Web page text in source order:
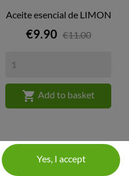
Aceite esencial de LIMON
Price
€9.90 €11.00
 Add to basket